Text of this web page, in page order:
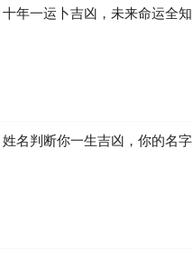
年一运卜吉凶，未来命运全知
名判断你一生吉凶，你的名字